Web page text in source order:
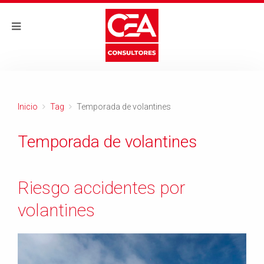
Inicio Tag Temporada de volantines
Temporada de volantines
Riesgo accidentes por
volantines